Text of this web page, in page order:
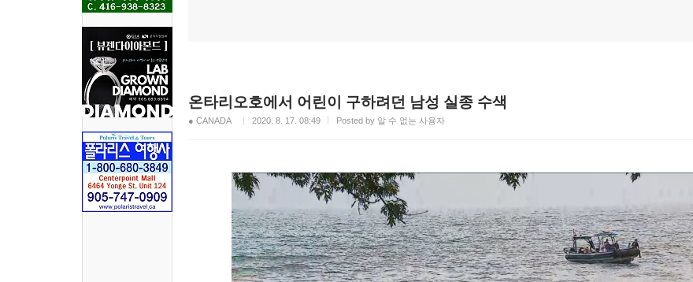
온타리오호에서 어린이 구하려던 남성 실종 수색
● CANADA 2020. 8. 17. 08:49 Posted by 알 수 없는 사용자